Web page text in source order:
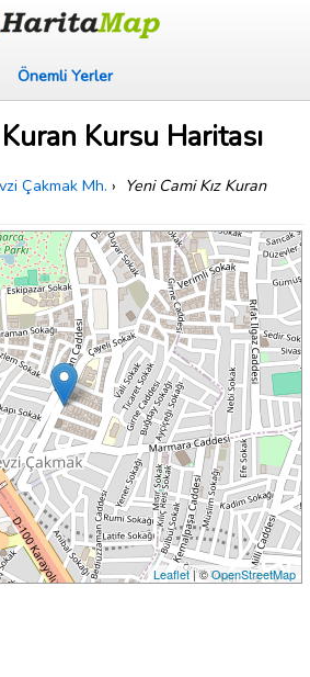
Önemli Yerler
Kursu Haritası
Çakmak Mh. › Yeni Cami Kız Kuran
Leaflet| ©OpenStreetMap